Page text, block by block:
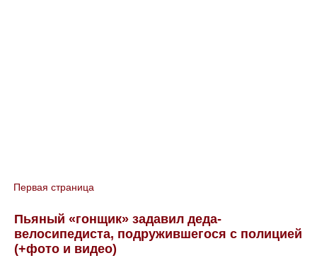
You are here
Первая страница
Пьяный «гонщик» задавил деда-
велосипедиста, подружившегося с полицией
(+фото и видео)